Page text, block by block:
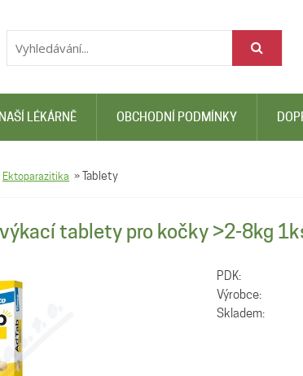
LÉKÁRNĚ OBCHODNÍ PODMÍNKY
Ektoparazitika »Tablety
tablety pro kočky >2-8kg
PDK:
Výrobce:
Skladem: